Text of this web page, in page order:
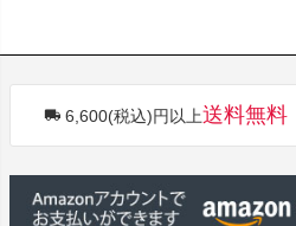
6,600(税込)円以上送料無料